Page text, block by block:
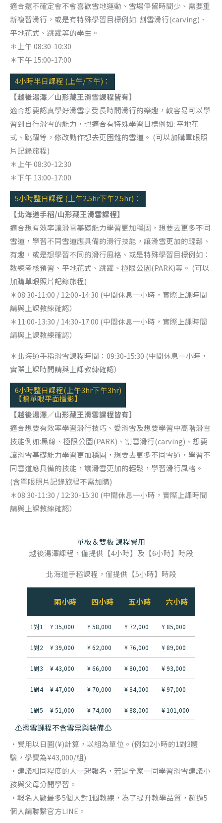
適合還不確定會不會喜歡雪地運動、雪場停留時間少、需要重
新複習滑行，或是有特殊學習目標例如: 割雪滑行(carving)、
平地花式、跳躍等的學生。
＊上午 08:30-10:30
＊下午 15:00-17:00
4小時半日課程 (上午/下午)：
【越後湯澤／山形藏王滑雪課程皆有】
適合想要認真學好滑雪享受長時間滑行的樂趣，較容易可以學
習到自行滑雪的能力，也適合有特殊學習目標例如: 平地花
式、跳躍等，修改動作想去更困難的雪道。 (可以加購單眼照
片記錄旅程)
＊上午 08:30-12:30
＊下午 13:00-17:00
5小時整日課程 (上午2.5hr下午2.5hr)：
【北海道手稻/山形藏王滑雪課程】
適合想有效率讓滑雪基礎能力學習更加穩固，想要去更多不同
雪道，學習不同雪道應具備的滑行技能，讓滑雪更加的輕鬆、
有趣，或是想學習不同的滑行風格、或是特殊學習目標例如：
教練考核預習、平地花式、跳躍、極限公園(PARK)等。 (可以
加購單眼照片記錄旅程)
＊08:30-11:00 / 12:00-14:30 (中間休息一小時，實際上課時間
請與上課教練確認）
＊11:00-13:30 / 14:30-17:00 (中間休息一小時，實際上課時間
請與上課教練確認）
＊北海道手稻滑雪課程時間：09:30-15:30 (中間休息一小時，
實際上課時間請與上課教練確認）
6小時整日課程(上午3hr下午3hr)
【贈單眼平面攝影】
【越後湯澤／山形藏王滑雪課程皆有】
適合想要有效率學習滑行技巧、愛滑雪及想要學習中高階滑雪
技能例如:黑線、極限公園(PARK)、割雪滑行(carving)、想要
讓滑雪基礎能力學習更加穩固，想要去更多不同雪道，學習不
同雪道應具備的技能，讓滑雪更加的輕鬆，學習滑行風格。
(含單眼照片記錄旅程不需加購)
＊08:30-11:30 / 12:30-15:30 (中間休息一小時，實際上課時間
請與上課教練確認）
單板＆雙板 課程費用
越後湯澤課程，僅提供【4小時】及【6小時】時段
北海道手稻課程，僅提供【5小時】時段
兩小時 四小時 五小時 六小時
1對1 ¥ 35,000 ¥ 58,000 ¥ 72,000 ¥ 85,000
1對2 ¥ 39,000 ¥ 62,000 ¥ 76,000 ¥ 89,000
1對3 ¥ 43,000 ¥ 66,000 ¥ 80,000 ¥ 93,000
1對4 ¥ 47,000 ¥ 70,000 ¥ 84,000 ¥ 97,000
1對5 ¥ 51,000 ¥ 74,000 ¥ 88,000 ¥ 101,000
⚠️滑雪課程不含雪票與裝備⚠️
‧費用以日圓(¥)計算，以組為單位。(例如2小時的1對3體
驗，學費為¥43,000/組)
‧建議相同程度的人一起報名，若是全家一同學習滑雪建議小
孩與父母分開學習。
‧報名人數最多5個人對1個教練，為了提升教學品質，超過5
個人請聯繫官方LINE。